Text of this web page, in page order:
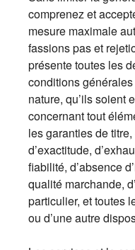
comprenez et
mesure maximale
fassions pas et
présente toutes les
conditions
nature, qu’ils soient
concernant tout
les garanties de
d’exactitude,
fiabilité, d’absence
qualité marchande,
particulier, et toutes
ou d’une autre